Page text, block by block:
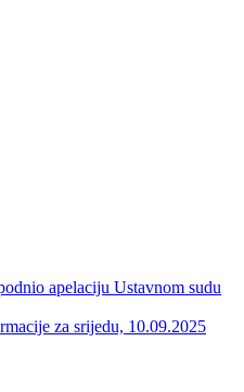
apelaciju Ustavnom sudu
za srijedu, 10.09.2025